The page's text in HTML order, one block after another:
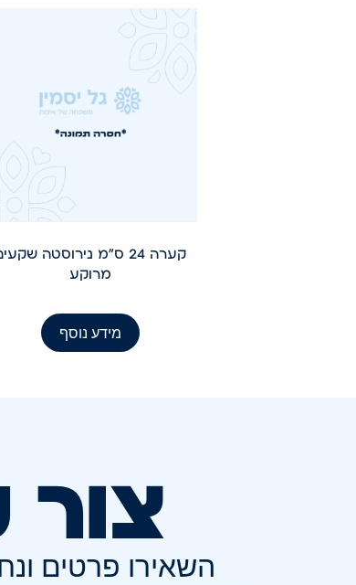
קערה 24 ס"מ נירוסטה
מרוקע
מידע נוסף
השאירו פרטים